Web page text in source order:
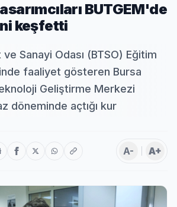
BUTGEM'de
keşfetti
Sanayi Odası (BTSO) Eğitim
faaliyet gösteren Bursa
Geliştirme Merkezi
döneminde açtığı kur
A- A+